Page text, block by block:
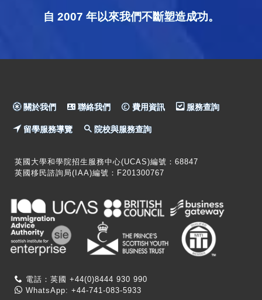
自 2007 年以來我們不斷塑造成功。
關於我們 聯絡我們 費用資訊 服務查詢
留學服務導覽 院校與服務查詢
英國大學和學院招生服務中心(UCAS)編號：68847
英國移民諮詢局(IAA)編號：F201300767
電話：英國 +44(0)8444 930 990
WhatsApp: +44-741-083-5933